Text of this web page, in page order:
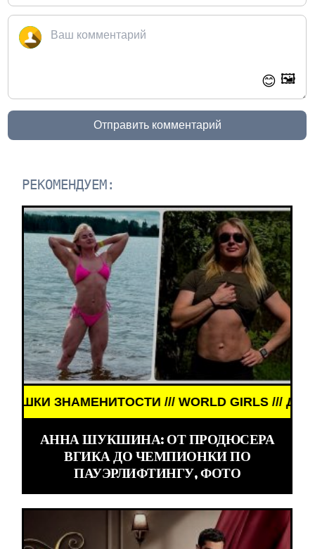
😊 🖼️
Отправить комментарий
РЕКОМЕНДУЕМ:
/// WORLD GIRLS /// ДЕВУШКИ
АННА ШУКШИНА: ОТ ПРОДЮСЕРА
ВГИКА ДО ЧЕМПИОНКИ ПО
ПАУЭРЛИФТИНГУ, ФОТО